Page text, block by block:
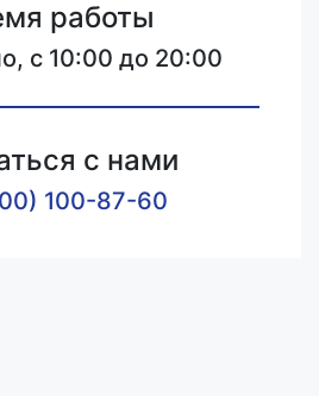
работы
с 10:00 до 20:00
с нами
100-87-60